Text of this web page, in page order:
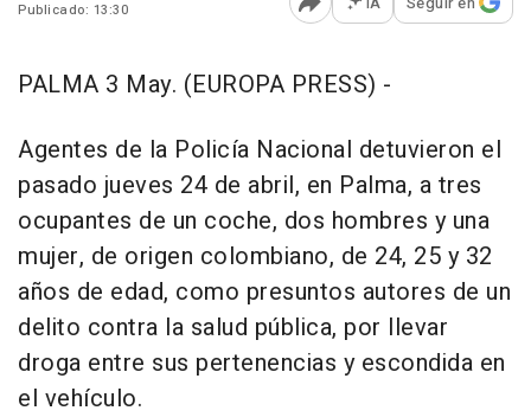
Publicado: 13:30
Abrir opciones para
PALMA 3 May. (EUROPA PRESS) -
Agentes de la Policía Nacional detuvieron el
pasado jueves 24 de abril, en Palma, a tres
ocupantes de un coche, dos hombres y una
mujer, de origen colombiano, de 24, 25 y 32
años de edad, como presuntos autores de un
delito contra la salud pública, por llevar
droga entre sus pertenencias y escondida en
el vehículo.